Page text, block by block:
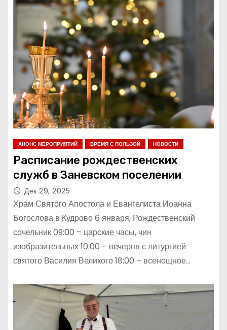
АНОНС МЕРОПРИЯТИЙ ВРЕМЯ С ПОЛЬЗОЙ НОВОСТИ
Расписание рождественских
служб в Заневском поселении
Дек 29, 2025
Храм Святого Апостола и Евангелиста Иоанна
Богослова в Кудрово 6 января, Рождественский
сочельник 09:00 – царские часы, чин
изобразительных 10:00 – вечерня с литургией
святого Василия Великого 18:00 – всенощное…